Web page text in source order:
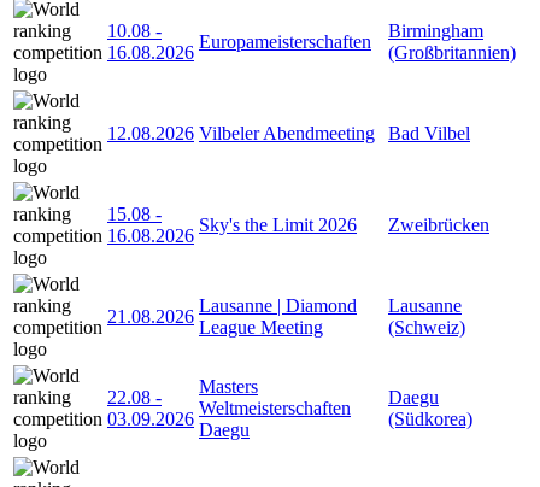
10.08 -
16.08.2026
Europameisterschaften
Birmingham
(Großbritannien)
12.08.2026 Vilbeler Abendmeeting Bad Vilbel
15.08 -
16.08.2026
Sky's the Limit 2026 Zweibrücken
21.08.2026
Lausanne | Diamond
League Meeting
Lausanne
(Schweiz)
22.08 -
03.09.2026
Masters
Weltmeisterschaften
Daegu
Daegu
(Südkorea)